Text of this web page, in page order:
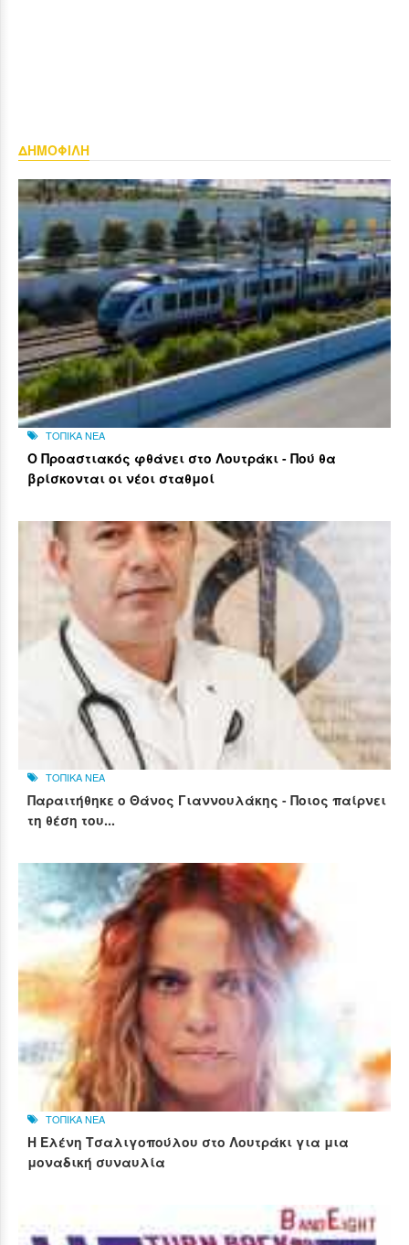
ΔΗΜΟΦΙΛΗ
ΤΟΠΙΚΑ ΝΕΑ
Ο Προαστιακός φθάνει στο Λουτράκι - Πού θα
βρίσκονται οι νέοι σταθμοί
ΤΟΠΙΚΑ ΝΕΑ
Παραιτήθηκε ο Θάνος Γιαννουλάκης - Ποιος παίρνει
τη θέση του...
ΤΟΠΙΚΑ ΝΕΑ
Η Ελένη Τσαλιγοπούλου στο Λουτράκι για μια
μοναδική συναυλία